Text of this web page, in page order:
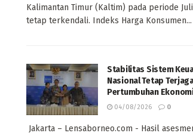
Kalimantan Timur (Kaltim) pada periode
tetap terkendali. Indeks Harga Konsumen...
Stabilitas Sistem
Nasional Tetap
Pertumbuhan
04/08/2026 0
Jakarta – Lensaborneo.com - Hasil